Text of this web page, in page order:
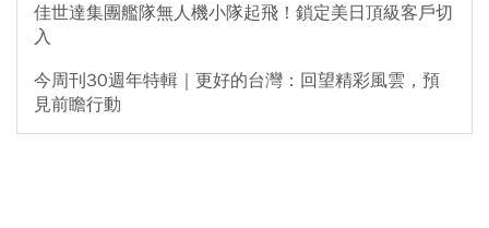
佳世達集團艦隊無人機小隊起飛！鎖定美日頂級客戶切
入
今周刊30週年特輯｜更好的台灣：回望精彩風雲，預
見前瞻行動